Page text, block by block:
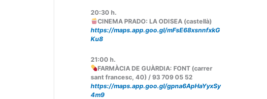
20:30 h.
CINEMA PRADO: LA ODISEA (castellà)
https://maps.app.goo.gl/mFsE68xsnnfxkG
Ku8
21:00 h.
FARMÀCIA DE GUÀRDIA: FONT (carrer
sant francesc, 40) / 93 709 05 52
https://maps.app.goo.gl/gpna6ApHaYyxSy
4m9